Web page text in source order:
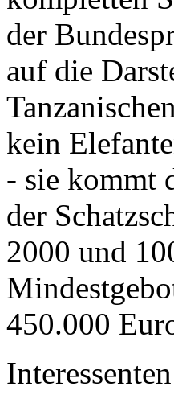
der
auf die
kein
- sie kommt
der
2000 und
450.000